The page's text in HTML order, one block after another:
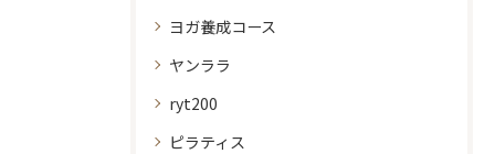
ヨガ養成コース
ヤンララ
ryt200
ピラティス